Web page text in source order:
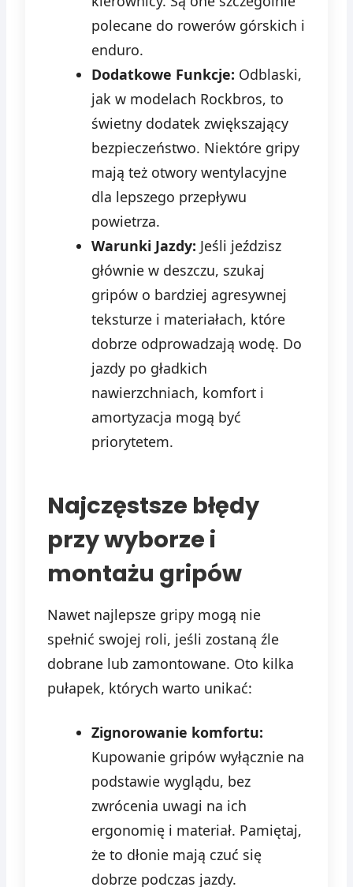
polecane do rowerów górskich i
enduro.
Dodatkowe Funkcje: Odblaski,
jak w modelach Rockbros, to
świetny dodatek zwiększający
bezpieczeństwo. Niektóre gripy
mają też otwory wentylacyjne
dla lepszego przepływu
powietrza.
Warunki Jazdy: Jeśli jeździsz
głównie w deszczu, szukaj
gripów o bardziej agresywnej
teksturze i materiałach, które
dobrze odprowadzają wodę. Do
jazdy po gładkich
nawierzchniach, komfort i
amortyzacja mogą być
priorytetem.
Najczęstsze błędy
przy wyborze i
montażu gripów
Nawet najlepsze gripy mogą nie
spełnić swojej roli, jeśli zostaną źle
dobrane lub zamontowane. Oto kilka
pułapek, których warto unikać:
Zignorowanie komfortu:
Kupowanie gripów wyłącznie na
podstawie wyglądu, bez
zwrócenia uwagi na ich
ergonomię i materiał. Pamiętaj,
że to dłonie mają czuć się
dobrze podczas jazdy.